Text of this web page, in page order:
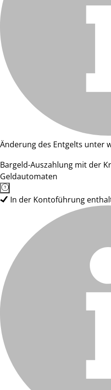
Änderung des Entgelts unter
Bargeld-Auszahlung mit der
Geldautomaten
In der Kontoführung